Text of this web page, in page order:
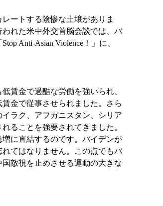
ートする陰惨な土壌がありま
れた米中外交首脳会談では、バ
Anti-Asian Violence！」に、
賃金で過酷な労働を強いられ、
金で従事させられました。さら
ラク、アフガニスタン、シリア
ることを強要されてきました。
に直結するのです。バイデンが
てはなりません。この点でもバ
敵視を止めさせる運動の大きな